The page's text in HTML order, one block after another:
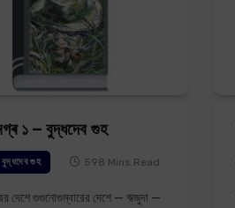
১ – বুদ্ধদেব গুহ
বুদ্ধদেব গুহ 598 Mins Read
দেশে গুগুনোগুম্বারের দেশে — ঋজুদা —